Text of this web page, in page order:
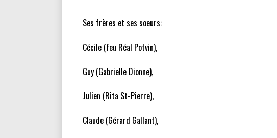
Ses frères et ses soeurs:
Cécile (feu Réal Potvin),
Guy (Gabrielle Dionne),
Julien (Rita St-Pierre),
Claude (Gérard Gallant),